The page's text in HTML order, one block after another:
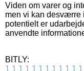
Viden om varer og
men vi kan desværre
potentielt er
anvendte
BITLY:
1 1 1 1 1 1 1 1 1 1 1 1